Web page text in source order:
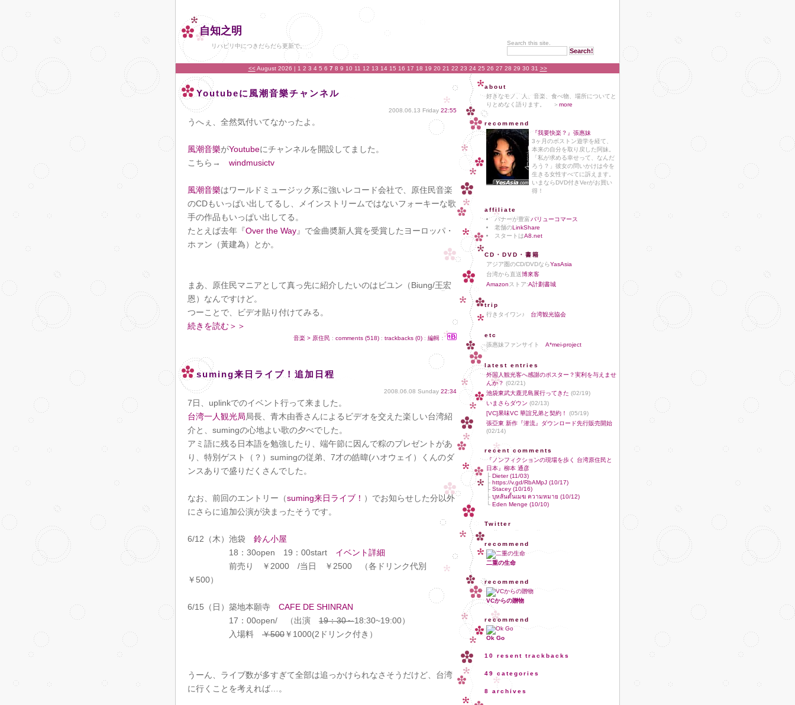
自知之明
リハビリ中につきだらだら更新で。 Search this site.
<< August 2026 | 1 2 3 4 5 6 7 8 9 10 11 12 13 14 15 16 17 18 19 20 21 22 23 24 25 26 27 28 29 30 31 >>
Youtubeに風潮音樂チャンネル
2008.06.13 Friday 22:55
うへぇ、全然気付いてなかったよ。
風潮音樂がYoutubeにチャンネルを開設してました。
こちら→ windmusictv
風潮音樂はワールドミュージック系に強いレコード会社で、原住民音楽
のCDもいっぱい出してるし、メインストリームではないフォーキーな歌
手の作品もいっぱい出してる。
たとえば去年『Over the Way』で金曲奬新人賞を受賞したヨーロッパ・
ホァン（黃建為）とか。
まあ、原住民マニアとして真っ先に紹介したいのはビユン（Biung/王宏
恩）なんですけど。
つーことで、ビデオ貼り付けてみる。
続きを読む＞＞
音楽 > 原住民 : comments (518) : trackbacks (0) : 編輯 ：
suming来日ライブ！追加日程
2008.06.08 Sunday 22:34
7日、uplinkでのイベント行って来ました。
台湾一人観光局局長、青木由香さんによるビデオを交えた楽しい台湾紹
介と、sumingの心地よい歌の夕べでした。
アミ語に残る日本語を勉強したり、端午節に因んで粽のプレゼントがあ
り、特別ゲスト（？）sumingの従弟、7才の皓暐(ハオウェイ）くんのダ
ンスありで盛りだくさんでした。
なお、前回のエントリー（suming来日ライブ！ ）でお知らせした分以外
にさらに追加公演が決まったそうです。
6/12（木）池袋 鈴ん小屋
18：30open 19：00start イベント詳細
前売り ￥2000 /当日 ￥2500 （各ドリンク代別
￥500）
6/15（日）築地本願寺 CAFE DE SHINRAN
17：00open/ （出演 19：30～18:30~19:00）
入場料 ￥500￥1000(2ドリンク付き）
うーん、ライブ数が多すぎて全部は追っかけられなさそうだけど、台湾
に行くことを考えれば…。
about
好きなモノ、人、音楽、食べ物、場所についてと
りとめなく語ります。 ＞ more
recommend
『我要快楽？』張惠妹
3ヶ月のボストン遊学を経て、
本来の自分を取り戻した阿妹。
「私が求める幸せって、なんだ
ろう？」彼女の問いかけは今を
生きる女性すべてに訴えます。
いまならDVD付きVerがお買い
得！
affiliate
バナーが豊富 バリューコマース
老舗のLinkShare
スタートはA8.net
CD・DVD・書籍
アジア圏のCD/DVDならYasAsia
台湾から直送博來客
Amazon ストア:A計劃書城
trip
行きタイワン♪ 台湾観光協会
etc
張惠妹ファンサイト A*mei-project
latest entries
外国人観光客へ感謝のポスター？実利を与えませ
んか？ (02/21)
池袋東武大鹿児島展行ってきた (02/19)
いまさらダウン (02/13)
[VC]果味VC 華誼兄弟と契約！
(05/19)
張亞東 新作『潜流』ダウンロード先行販売開始
(02/14)
recent comments
『ノンフィクションの現場を歩く 台湾原住民と
日本』柳本 通彦
├ Dieter (11/03)
├ https://v.gd/RbAMpJ (10/17)
├ Stacey (10/16)
├ บุหลันดั้นเมฆ ความหมาย (10/12)
└ Eden Menge (10/10)
Twitter
recommend
二重の生命
recommend
VCからの贈物
recommend
Ok Go
10 resent trackbacks
49 categories
8 archives